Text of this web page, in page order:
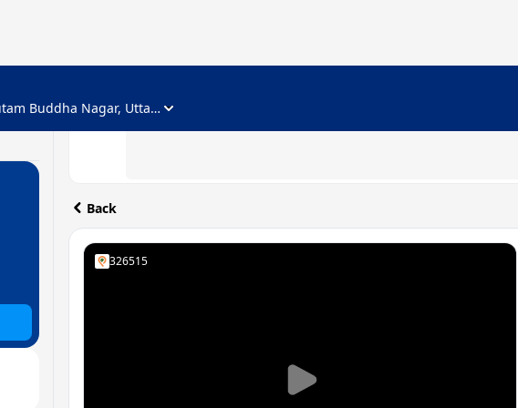
Noida, Gautam Buddha Nagar, Uttar Pradesh
Back
326515